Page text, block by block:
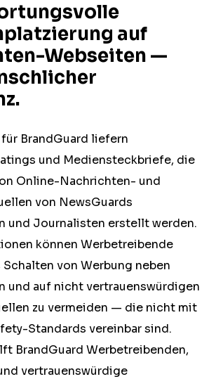
auf
Webseiten ⁠—
BrandGuard liefern
und Mediensteckbriefe, die
Online-Nachrichten- und
von NewsGuards
und Journalisten erstellt werden.
können Werbetreibende
Schalten von Werbung neben
und auf nicht vertrauenswürdigen
zu vermeiden ⁠— die nicht mit
Standards vereinbar sind.
BrandGuard Werbetreibenden,
vertrauenswürdige